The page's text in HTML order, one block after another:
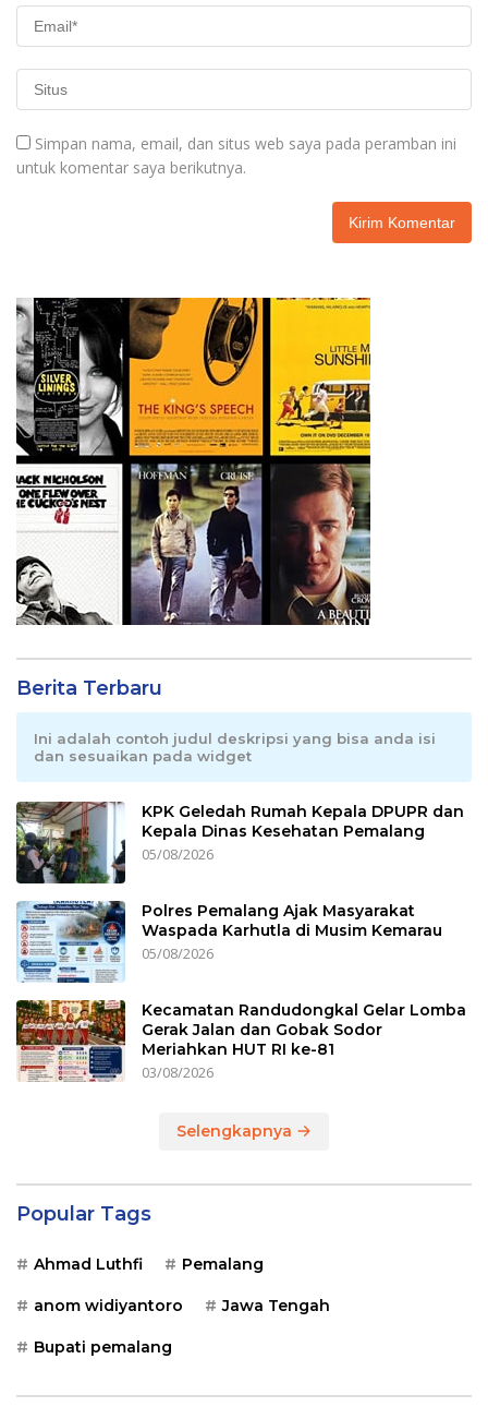
Simpan nama, email, dan situs web saya pada peramban ini
untuk komentar saya berikutnya.
Berita Terbaru
Ini adalah contoh judul deskripsi yang bisa anda isi
dan sesuaikan pada widget
KPK Geledah Rumah Kepala DPUPR dan
Kepala Dinas Kesehatan Pemalang
05/08/2026
Polres Pemalang Ajak Masyarakat
Waspada Karhutla di Musim Kemarau
05/08/2026
Kecamatan Randudongkal Gelar Lomba
Gerak Jalan dan Gobak Sodor
Meriahkan HUT RI ke-81
03/08/2026
Selengkapnya
Popular Tags
Ahmad Luthfi Pemalang
anom widiyantoro Jawa Tengah
Bupati pemalang